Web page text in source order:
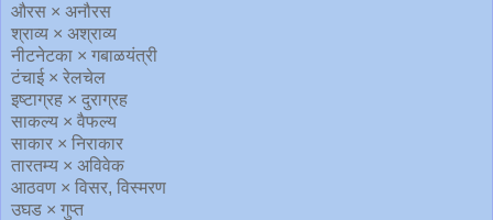
औरस × अनौरस
श्राव्य × अश्राव्य
नीटनेटका × गबाळयंत्री
टंचाई × रेलचेल
इष्टाग्रह × दुराग्रह
साकल्य × वैफल्य
साकार × निराकार
तारतम्य × अविवेक
आठवण × विसर, विस्मरण
उघड × गुप्त